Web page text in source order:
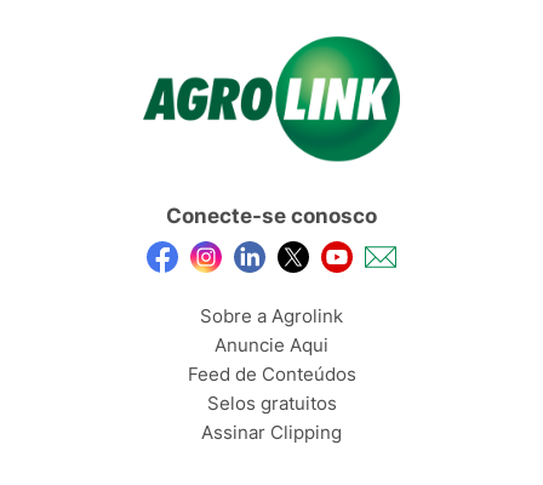
Conecte-se conosco
Sobre a Agrolink
Anuncie Aqui
Feed de Conteúdos
Selos gratuitos
Assinar Clipping